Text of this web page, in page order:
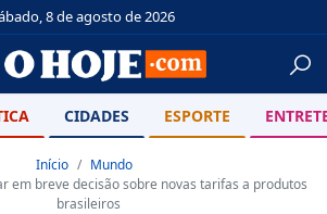
8 de agosto de 2026
CIDADES ESPORTE
Início
Mundo
em breve decisão sobre novas tarifas a produtos
brasileiros